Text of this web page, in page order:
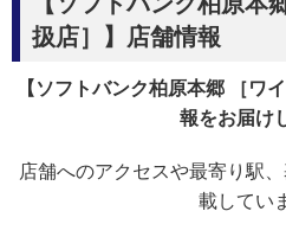
扱店］】店舗情報
【ソフトバンク柏原本郷 ［ワ
報をお届け
店舗へのアクセスや最寄り駅
載してい